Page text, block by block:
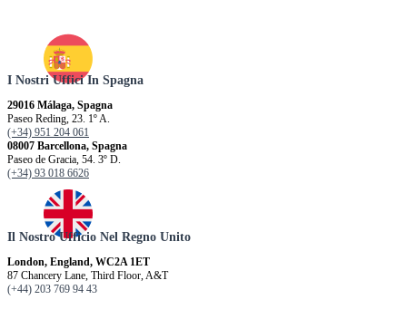
I Nostri Uffici In Spagna
29016 Málaga, Spagna
Paseo Reding, 23. 1º A.
(+34) 951 204 061
08007 Barcellona, ​​Spagna
Paseo de Gracia, 54. 3º D.
(+34) 93 018 6626
Il Nostro Ufficio Nel Regno Unito
London, England, WC2A 1ET
87 Chancery Lane, Third Floor, A&T
(+44) 203 769 94 43